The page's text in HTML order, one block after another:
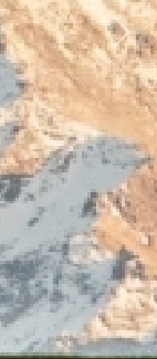
Next